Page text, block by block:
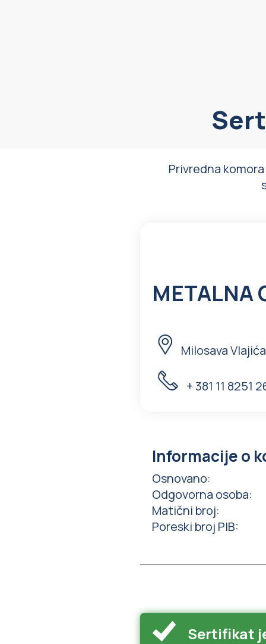
Privredna
METALNA
Milosava
+ 381 11 8251
Informacije o
Osnovano:
Odgovorna osoba:
Matični broj:
Poreski broj PIB:
Sertifikat